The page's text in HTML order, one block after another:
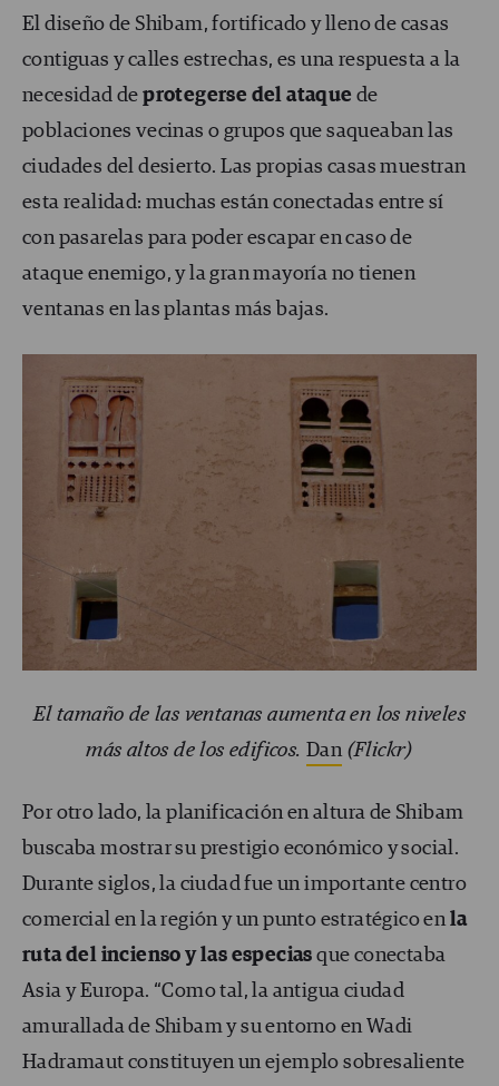
El diseño de Shibam, fortificado y lleno de casas
contiguas y calles estrechas, es una respuesta a la
necesidad deprotegerse del ataque de
poblaciones vecinas o grupos que saqueaban las
ciudades del desierto. Las propias casas muestran
esta realidad: muchas están conectadas entre sí
con pasarelas para poder escapar en caso de
ataque enemigo, y la gran mayoría no tienen
ventanas en las plantas más bajas.
El tamaño de las ventanas aumenta en los niveles
más altos de los edificos. Dan(Flickr)
Por otro lado, la planificación en altura de Shibam
buscaba mostrar su prestigio económico y social.
Durante siglos, la ciudad fue un importante centro
comercial en la región y un punto estratégico enla
ruta del incienso y las especias que conectaba
Asia y Europa. “Como tal, la antigua ciudad
amurallada de Shibam y su entorno en Wadi
Hadramaut constituyen un ejemplo sobresaliente